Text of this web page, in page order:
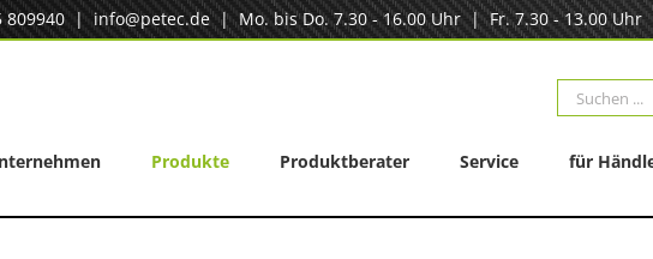
809940|info@petec.de| Mo. bis Do. 7.30 - 16.00 Uhr | Fr. 7.30 - 13.00 Uhr
Suche
nach:
Produkte Produktberater Service für